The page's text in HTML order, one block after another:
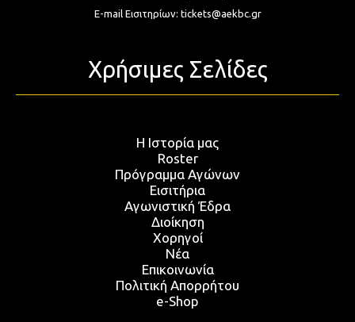
E-mail Εισιτηρίων: tickets@aekbc.gr
Χρήσιμες Σελίδες
Η Ιστορία μας
Roster
Πρόγραμμα Αγώνων
Εισιτήρια
Αγωνιστική Έδρα
Διοίκηση
Χορηγοί
Νέα
Επικοινωνία
Πολιτική Απορρήτου
e-Shop